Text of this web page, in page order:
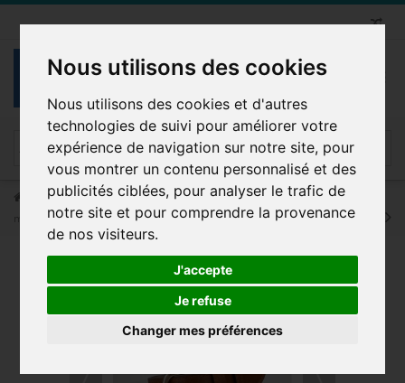
Nous utilisons des cookies
Nous utilisons des cookies et d'autres
technologies de suivi pour améliorer votre
expérience de navigation sur notre site, pour
vous montrer un contenu personnalisé et des
publicités ciblées, pour analyser le trafic de
notre site et pour comprendre la provenance
de nos visiteurs.
J'accepte
Je refuse
Changer mes préférences
Ceinture Femme
Ceinture femme en croûte de cuir de vachette 30
mm de large